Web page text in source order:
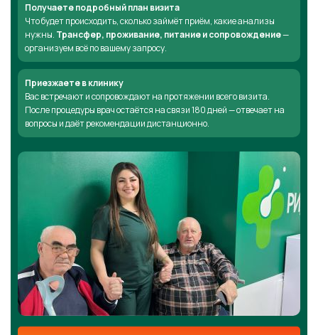
Получаете подробный план визита
Что будет происходить, сколько займёт приём, какие анализы
нужны. Трансфер, проживание, питание и сопровождение—
организуем всё по вашему запросу.
Приезжаете в клинику
Вас встречают и сопровождают на протяжении всего визита.
После процедуры врач остаётся на связи 180 дней — отвечает на
вопросы и даёт рекомендации дистанционно.